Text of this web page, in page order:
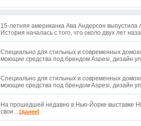
15-летняя американка Ава Андерсон
История началась с того, что около двух лет
Специально для стильных и современных
моющие средства под брендом Aspesi, дизайн
Специально для стильных и современных
моющие средства под брендом Aspesi, дизайн
На прошедшей недавно в Нью-Йорке выставке
свои ...[далее]